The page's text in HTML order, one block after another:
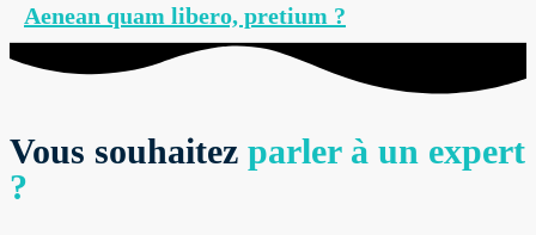
Aenean quam libero, pretium ?
Vous souhaitez parler à un expert
?